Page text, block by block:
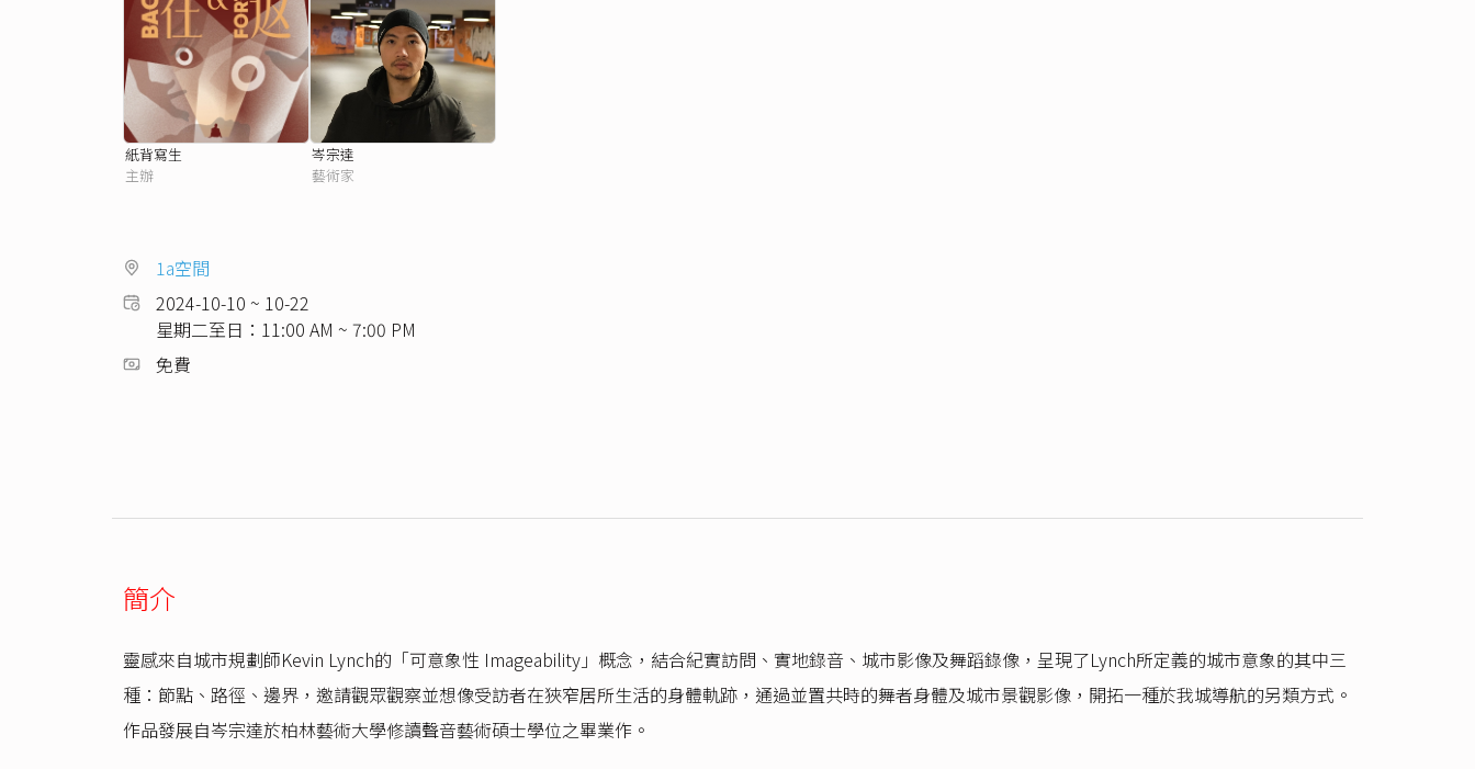
紙背寫生
主辦
岑宗達
藝術家
1a空間
2024-10-10 ~ 10-22
星期二至日：11:00 AM ~ 7:00 PM
免費
簡介
靈感來自城市規劃師Kevin Lynch的「可意象性 Imageability」概念，結合紀實訪問、實地錄音、城市影像及舞蹈錄像，呈現了Lynch所定義的城市意象的其中三
種：節點、路徑、邊界，邀請觀眾觀察並想像受訪者在狹窄居所生活的身體軌跡，通過並置共時的舞者身體及城市景觀影像，開拓一種於我城導航的另類方式。
作品發展自岑宗達於柏林藝術大學修讀聲音藝術碩士學位之畢業作。